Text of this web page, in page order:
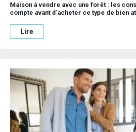
Maison à vendre avec une forêt : les
compte avant d'acheter ce type de bien
Lire